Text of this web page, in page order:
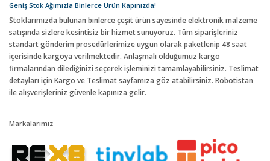
Geniş Stok Ağımızla Binlerce Ürün Kapınızda!
Stoklarımızda bulunan binlerce çeşit ürün sayesinde elektronik malzeme
satışında sizlere kesintisiz bir hizmet sunuyoruz. Tüm siparişleriniz
standart gönderim prosedürlerimize uygun olarak paketlenip 48 saat
içerisinde kargoya verilmektedir. Anlaşmalı olduğumuz kargo
firmalarından dilediğinizi seçerek işleminizi tamamlayabilirsiniz. Teslimat
detayları için Kargo ve Teslimat sayfamıza göz atabilirsiniz. Robotistan
ile alışverişleriniz güvenle kapınıza gelir.
Markalarımız